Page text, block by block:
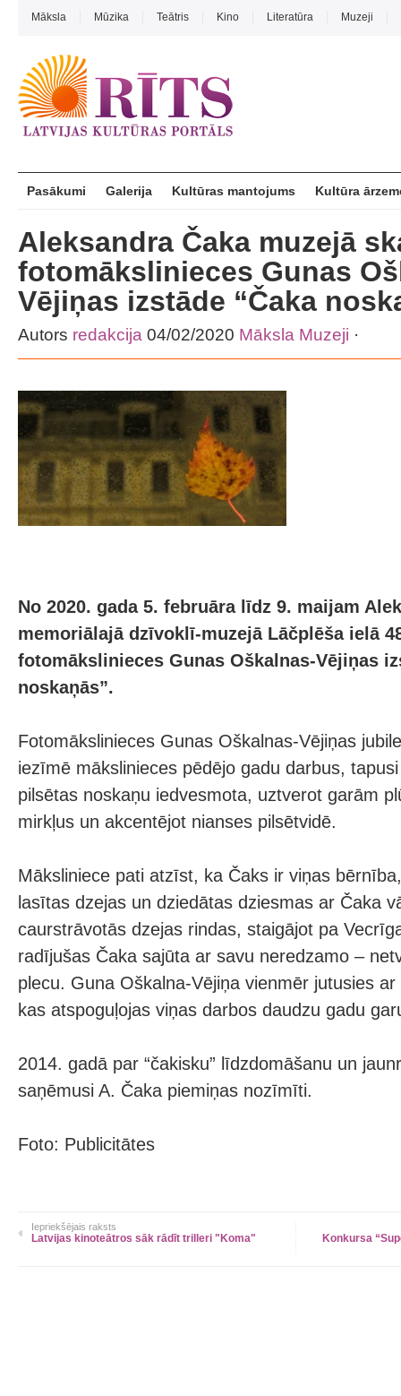
Māksla Mūzika Teātris Kino Literatūra Muzeji
Pasākumi Galerija Kultūras mantojums Kultūra
Aleksandra Čaka muzejā
fotomākslinieces Gunas
Vējiņas izstāde “Čaka
Autors redakcija 04/02/2020 Māksla Muzeji ·
No 2020. gada 5. februāra līdz 9. maijam
memoriālajā dzīvoklī-muzejā Lāčplēša ielā
fotomākslinieces Gunas Oškalnas-Vējiņas
noskaņās”.
Fotomākslinieces Gunas Oškalnas-Vējiņas
iezīmē mākslinieces pēdējo gadu darbus,
pilsētas noskaņu iedvesmota, uztverot garām
mirkļus un akcentējot nianses pilsētvidē.
Māksliniece pati atzīst, ka Čaks ir viņas
lasītas dzejas un dziedātas dziesmas ar Čaka
caurstrāvotās dzejas rindas, staigājot pa
radījušas Čaka sajūta ar savu neredzamo –
plecu. Guna Oškalna-Vējiņa vienmēr jutusies ar
kas atspoguļojas viņas darbos daudzu gadu
2014. gadā par “čakisku” līdzdomāšanu un
saņēmusi A. Čaka piemiņas nozīmīti.
Foto: Publicitātes
Iepriekšējais raksts
Latvijas kinoteātros sāk rādīt trilleri "Koma" Konkursa